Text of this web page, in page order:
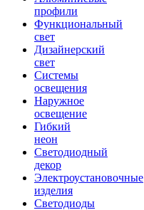
профили
Функциональный
свет
Дизайнерский
свет
Системы
освещения
Наружное
освещение
Гибкий
неон
Светодиодный
декор
Электроустановочные
изделия
Светодиоды